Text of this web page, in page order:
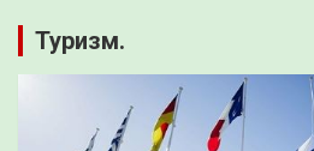
Туризм.